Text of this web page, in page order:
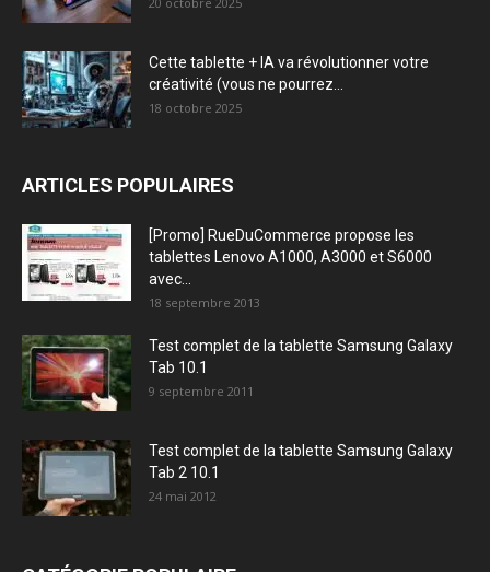
Cette tablette + IA va révolutionner votre
créativité (vous ne pourrez...
18 octobre 2025
ARTICLES POPULAIRES
[Promo] RueDuCommerce propose les
tablettes Lenovo A1000, A3000 et S6000
avec...
18 septembre 2013
Test complet de la tablette Samsung Galaxy
Tab 10.1
9 septembre 2011
Test complet de la tablette Samsung Galaxy
Tab 2 10.1
24 mai 2012